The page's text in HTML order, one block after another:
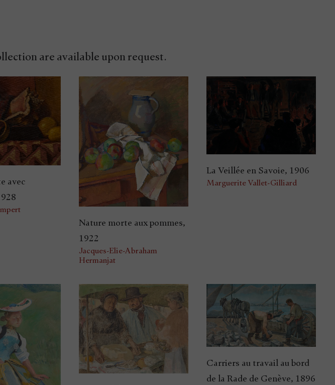
are available upon request.
avec
Nature morte aux pommes,
1922
Jacques-Elie-Abraham
Hermanjat
La Veillée en Savoie, 1906
Marguerite Vallet-Gilliard
Carriers au travail au bord
de la Rade de Genève, 1896